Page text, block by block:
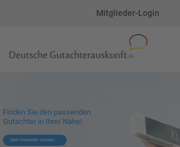
Mitglieder-Login
Finden Sie den passenden
Gutachter in Ihrer Nähe!
jetzt Gutachter suchen